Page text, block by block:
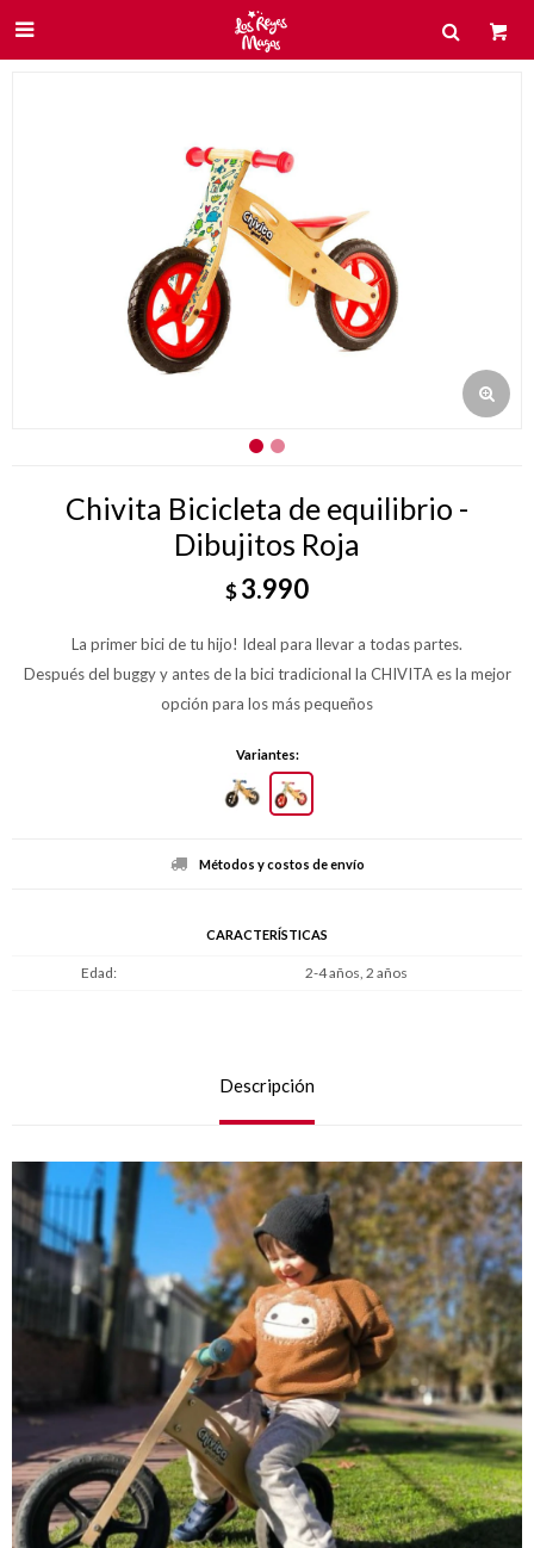

Chivita Bicicleta de equilibrio -
Dibujitos Roja
$3.990
La primer bici de tu hijo! Ideal para llevar a todas partes.
Después del buggy y antes de la bici tradicional la CHIVITA es la mejor
opción para los más pequeños
Variantes:
Métodos y costos de envío
CARACTERÍSTICAS
Edad 2-4 años, 2 años
Descripción